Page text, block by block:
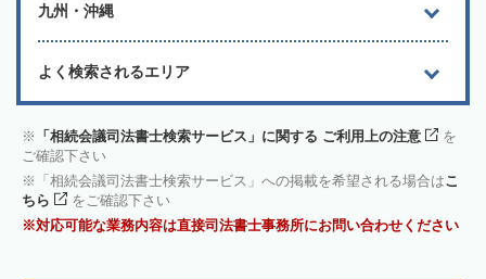
九州・沖縄
よく検索されるエリア
「相続会議司法書士検索サービス」に関する ご利用上の注意
を
ご確認下さい
「相続会議司法書士検索サービス」への掲載を希望される場合はこ
ちら
をご確認下さい
対応可能な業務内容は直接司法書士事務所にお問い合わせください